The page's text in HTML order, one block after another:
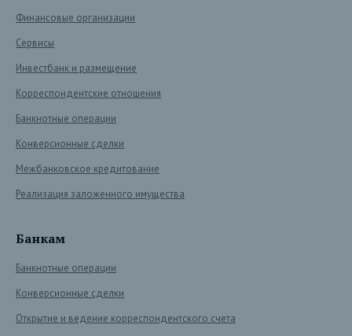
Финансовые организации
Сервисы
Инвестбанк и размещение
Корреспондентские отношения
Банкнотные операции
Конверсионные сделки
Межбанковское кредитование
Реализация заложенного имущества
Банкам
Банкнотные операции
Конверсионные сделки
Открытие и ведение корреспондентского счета